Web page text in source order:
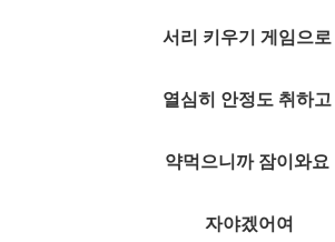
서리 키우기 게임으로
열심히 안정도 취하고
약먹으니까 잠이와요
자야겠어여